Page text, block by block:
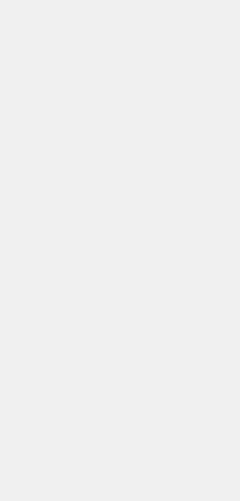
depolayabilir, bunları yurt içi ve yurt dışındaki